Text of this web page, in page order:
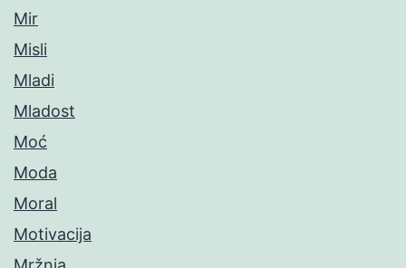
Mir
Misli
Mladi
Mladost
Moć
Moda
Moral
Motivacija